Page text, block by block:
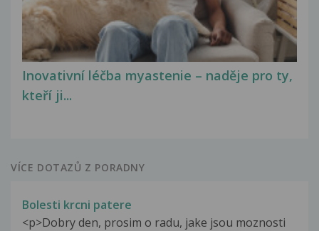
Inovativní léčba myastenie – naděje pro ty,
kteří ji...
VÍCE DOTAZŮ Z PORADNY
Bolesti krcni patere
<p>Dobry den, prosim o radu, jake jsou moznosti